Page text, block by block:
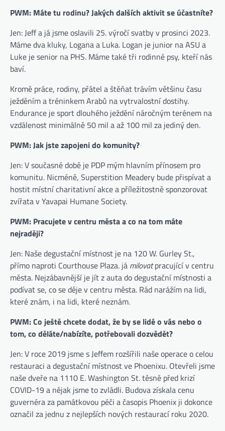
PWM: Máte tu rodinu? Jakých dalších aktivit se účastníte?
Jen: Jeff a já jsme oslavili 25. výročí svatby v prosinci 2023.
Máme dva kluky, Logana a Luka. Logan je junior na ASU a
Luke je senior na PHS. Máme také tři rodinné psy, kteří nás
baví.
Kromě práce, rodiny, přátel a štěňat trávím většinu času
ježděním a tréninkem Arabů na vytrvalostní dostihy.
Endurance je sport dlouhého ježdění náročným terénem na
vzdálenost minimálně 50 mil a až 100 mil za jediný den.
PWM: Jak jste zapojeni do komunity?
Jen: V současné době je PDP mým hlavním přínosem pro
komunitu. Nicméně, Superstition Meadery bude přispívat a
hostit místní charitativní akce a příležitostně sponzorovat
zvířata v Yavapai Humane Society.
PWM: Pracujete v centru města a co na tom máte
nejraději?
Jen: Naše degustační místnost je na 120 W. Gurley St.,
přímo naproti Courthouse Plaza. já milovatpracující v centru
města. Nejzábavnější je jít z auta do degustační místnosti a
podívat se, co se děje v centru města. Rád narážím na lidi,
které znám, i na lidi, které neznám.
PWM: Co ještě chcete dodat, že by se lidé o vás nebo o
tom, co děláte/nabízíte, potřebovali dozvědět?
Jen: V roce 2019 jsme s Jeffem rozšířili naše operace o celou
restauraci a degustační místnost ve Phoenixu. Otevřeli jsme
naše dveře na 1110 E. Washington St. těsně před krizí
COVID-19 a nějak jsme to zvládli. Budova získala cenu
guvernéra za památkovou péči a časopis Phoenix ji dokonce
označil za jednu z nejlepších nových restaurací roku 2020.